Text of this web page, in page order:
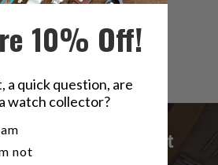
Erste, der es erfährt
10% Off!
a quick question, are
watch collector?
watch collector?
not